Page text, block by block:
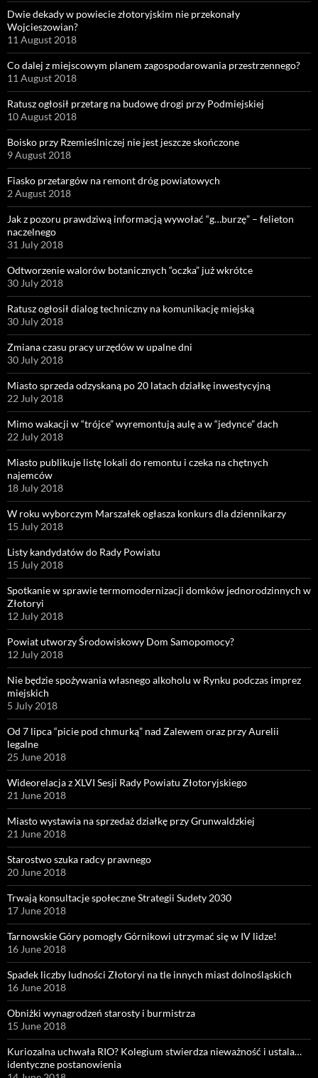
Dwie dekady w powiecie złotoryjskim nie przekonały
Wojcieszowian?
11 August 2018
Co dalej z miejscowym planem zagospodarowania przestrzennego?
11 August 2018
Ratusz ogłosił przetarg na budowę drogi przy Podmiejskiej
10 August 2018
Boisko przy Rzemieślniczej nie jest jeszcze skończone
9 August 2018
Fiasko przetargów na remont dróg powiatowych
2 August 2018
Jak z pozoru prawdziwą informacją wywołać “g…burzę” – felieton
naczelnego
31 July 2018
Odtworzenie walorów botanicznych “oczka” już wkrótce
30 July 2018
Ratusz ogłosił dialog techniczny na komunikację miejską
30 July 2018
Zmiana czasu pracy urzędów w upalne dni
30 July 2018
Miasto sprzeda odzyskaną po 20 latach działkę inwestycyjną
22 July 2018
Mimo wakacji w “trójce” wyremontują aulę a w “jedynce” dach
22 July 2018
Miasto publikuje listę lokali do remontu i czeka na chętnych
najemców
18 July 2018
W roku wyborczym Marszałek ogłasza konkurs dla dziennikarzy
15 July 2018
Listy kandydatów do Rady Powiatu
15 July 2018
Spotkanie w sprawie termomodernizacji domków jednorodzinnych w
Złotoryi
12 July 2018
Powiat utworzy Środowiskowy Dom Samopomocy?
12 July 2018
Nie będzie spożywania własnego alkoholu w Rynku podczas imprez
miejskich
5 July 2018
Od 7 lipca “picie pod chmurką” nad Zalewem oraz przy Aurelii
legalne
25 June 2018
Wideorelacja z XLVI Sesji Rady Powiatu Złotoryjskiego
21 June 2018
Miasto wystawia na sprzedaż działkę przy Grunwaldzkiej
21 June 2018
Starostwo szuka radcy prawnego
20 June 2018
Trwają konsultacje społeczne Strategii Sudety 2030
17 June 2018
Tarnowskie Góry pomogły Górnikowi utrzymać się w IV lidze!
16 June 2018
Spadek liczby ludności Złotoryi na tle innych miast dolnośląskich
16 June 2018
Obniżki wynagrodzeń starosty i burmistrza
15 June 2018
Kuriozalna uchwała RIO? Kolegium stwierdza nieważność i ustala…
identyczne postanowienia